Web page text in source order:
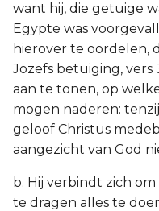
want hij, die getuige
Egypte was
hierover te oordelen,
Jozefs betuiging,
aan te tonen, op
mogen naderen:
geloof Christus
aangezicht van God
b. Hij verbindt zich
te dragen alles te